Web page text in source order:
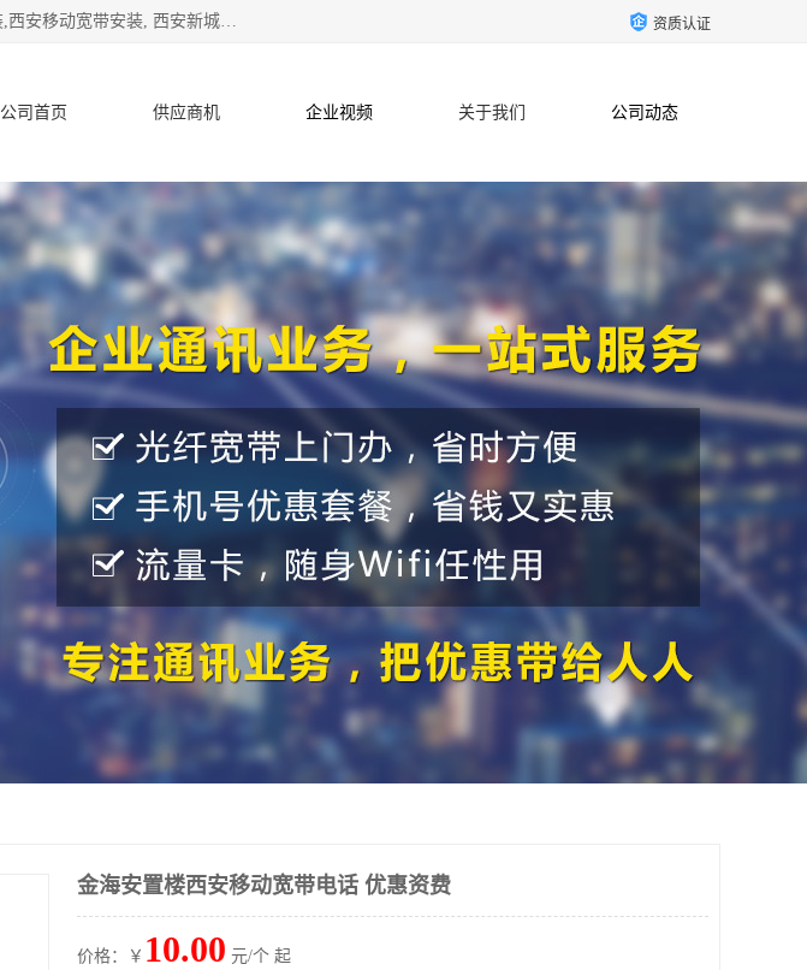
公司主要经营西安电信宽带安装,西安光纤专线安装,西安宽带安装,西安宽带办理,西安联通宽带安装,西安移动宽带安装, 西安新城赛派通讯商行从事西安地区的联通，移动，电信宽带安装，光纤专线安装，宽带办理等业务 资质认证
公司首页 供应商机 企业视频 关于我们 公司动态
产品知识 客户案例 联系方式
金海安置楼西安移动宽带电话 优惠资费
价格：￥ 10.00 元/个 起